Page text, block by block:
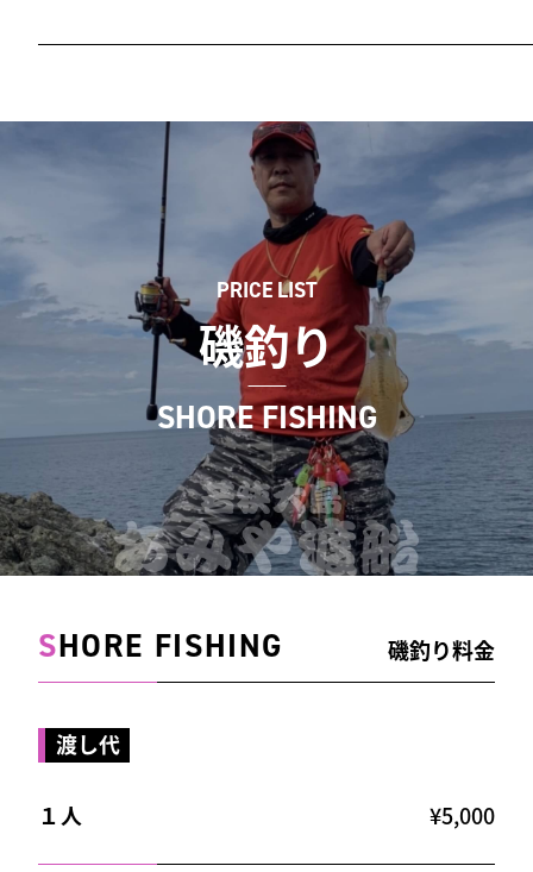
PRICE LIST
磯釣り
SHORE FISHING
SHORE FISHING 磯釣り料金
渡し代
１人 ¥5,000